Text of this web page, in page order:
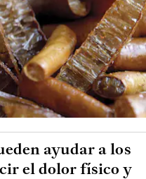
ayudar a los
el dolor físico y